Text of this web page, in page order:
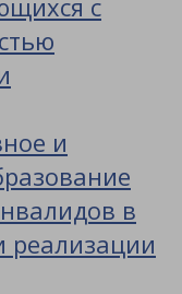
с
и
в
реализации